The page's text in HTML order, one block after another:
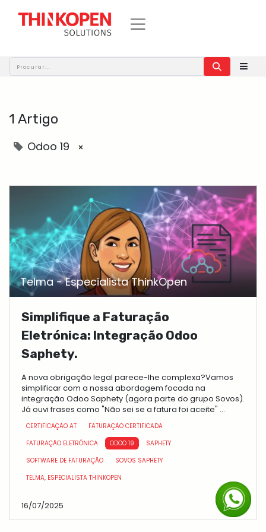
1 Artigo
Odoo 19 ×
Telma - Especialista ThinkOpen
Simplifique a Faturação
Eletrónica: Integração Odoo
Saphety.
A nova obrigação legal parece-lhe complexa?Vamos
simplificar com a nossa abordagem focada na
integração Odoo Saphety (agora parte do grupo Sovos).
Já ouvi frases como "Não sei se a fatura foi aceite" ...
CERTIFICAÇÃO AT
FATURAÇÃO CERTIFICADA
FATURAÇÃO ELETRÓNICA
ODOO 19
SAPHETY
SOFTWARE DE FATURAÇÃO
SOVOS SAPHETY
TELMA, ESPECIALISTA THINKOPEN
16/07/2025 RH